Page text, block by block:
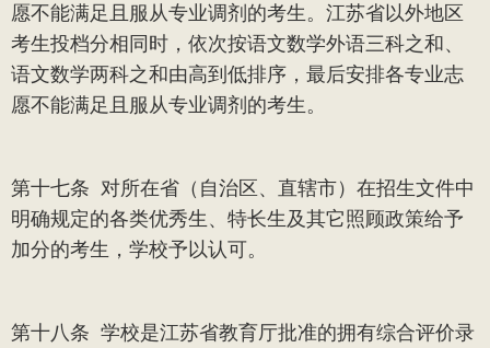
愿不能满足且服从专业调剂的考生。江苏省以外地区
考生投档分相同时，依次按语文数学外语三科之和、
语文数学两科之和由高到低排序，最后安排各专业志
愿不能满足且服从专业调剂的考生。
第十七条 对所在省（自治区、直辖市）在招生文件中
明确规定的各类优秀生、特长生及其它照顾政策给予
加分的考生，学校予以认可。
第十八条 学校是江苏省教育厅批准的拥有综合评价录